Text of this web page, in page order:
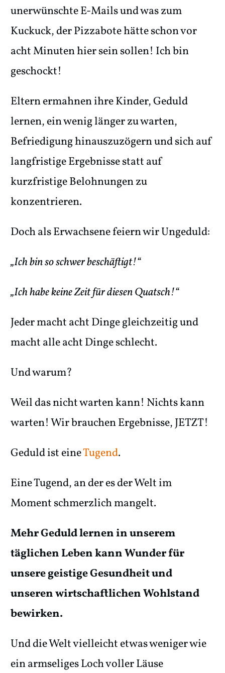
unerwünschte E-Mails und was zum
Kuckuck, der Pizzabote hätte schon vor
acht Minuten hier sein sollen! Ich bin
geschockt!
Eltern ermahnen ihre Kinder, Geduld
lernen, ein wenig länger zu warten,
Befriedigung hinauszuzögern und sich auf
langfristige Ergebnisse statt auf
kurzfristige Belohnungen zu
konzentrieren.
Doch als Erwachsene feiern wir Ungeduld:
„Ich bin so schwer beschäftigt!“
„Ich habe keine Zeit für diesen Quatsch!“
Jeder macht acht Dinge gleichzeitig und
macht alle acht Dinge schlecht.
Und warum?
Weil das nicht warten kann! Nichts kann
warten! Wir brauchen Ergebnisse, JETZT!
Geduld ist eineTugend.
Eine Tugend, an der es der Welt im
Moment schmerzlich mangelt.
Mehr Geduld lernen in unserem
täglichen Leben kann Wunder für
unsere geistige Gesundheit und
unseren wirtschaftlichen Wohlstand
bewirken.
Und die Welt vielleicht etwas weniger wie
ein armseliges Loch voller Läuse